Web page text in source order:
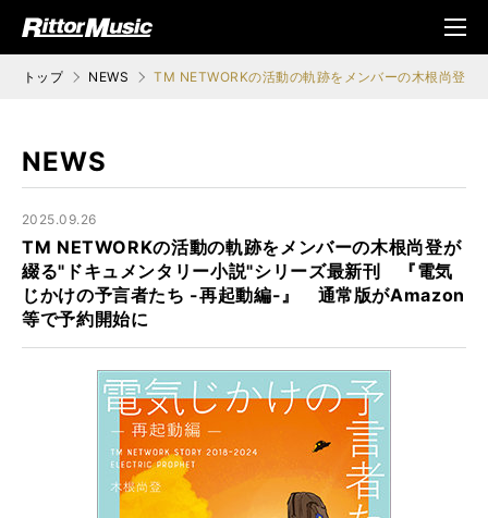
ジック (Rittor Musi
メニ
ュ
トップ NEWS TM NETWORKの活動の軌跡をメンバーの木根尚登
NEWS
2025.09.26
TM NETWORKの活動の軌跡をメンバーの木根尚登が
綴る"ドキュメンタリー小説"シリーズ最新刊 『電気
じかけの予言者たち -再起動編-』 通常版がAmazon
等で予約開始に